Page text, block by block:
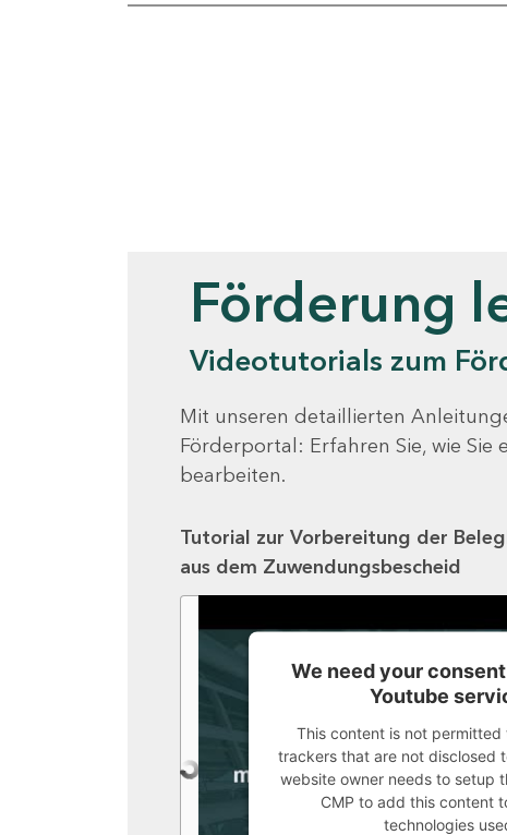
Förderung
Videotutorials zum
Mit unseren detaillierten
Förderportal: Erfahren Sie, wie
bearbeiten.
Tutorial zur Vorbereitung der
aus dem Zuwendungsbescheid
We need your
Youtube
This content is not permitted
trackers that are not disclosed
website owner needs to setup
CMP to add this content
technologies